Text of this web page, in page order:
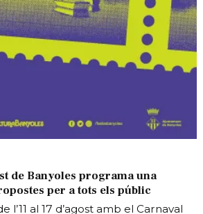
de Banyoles programa una
per a tots els públic
l’11 al 17 d’agost amb el Carnaval